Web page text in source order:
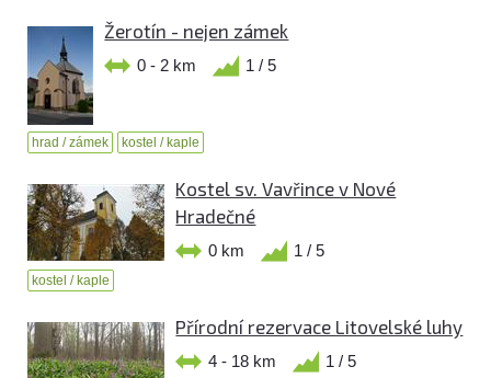
Žerotín - nejen zámek
0 - 2 km 1 / 5
hrad / zámek kostel / kaple
Kostel sv. Vavřince v Nové
Hradečné
0 km 1 / 5
kostel / kaple
Přírodní rezervace Litovelské luhy
4 - 18 km 1 / 5